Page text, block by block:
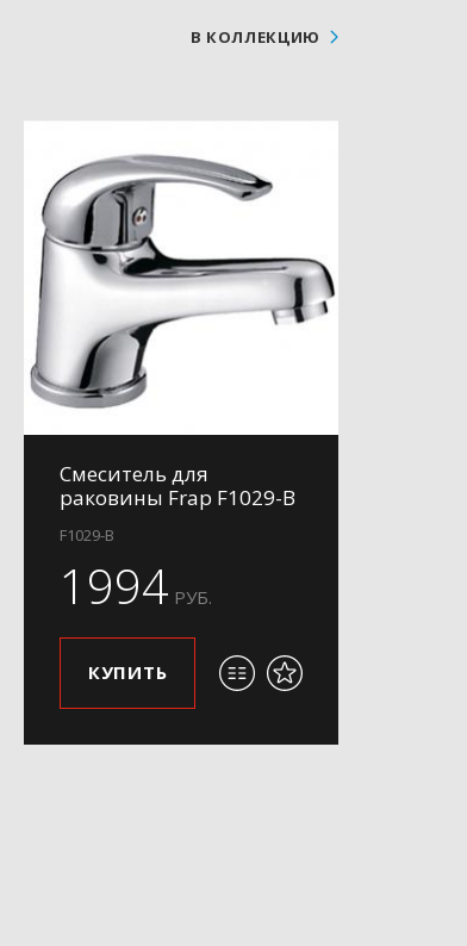
В КОЛЛЕКЦИЮ
Смеситель для
раковины Frap F1029-B
F1029-B
1994 РУБ.
КУПИТЬ